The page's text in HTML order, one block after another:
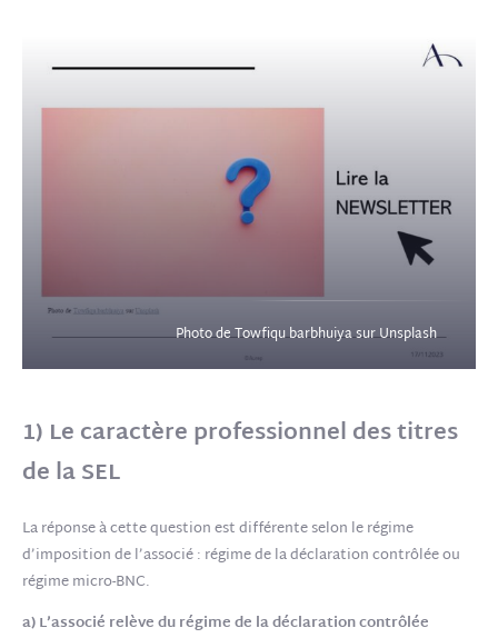
Photo de Towfiqu barbhuiya sur Unsplash
1) Le caractère professionnel des titres
de la SEL
La réponse à cette question est différente selon le régime
d’imposition de l’associé : régime de la déclaration contrôlée ou
régime micro-BNC.
a) L’associé relève du régime de la déclaration contrôlée